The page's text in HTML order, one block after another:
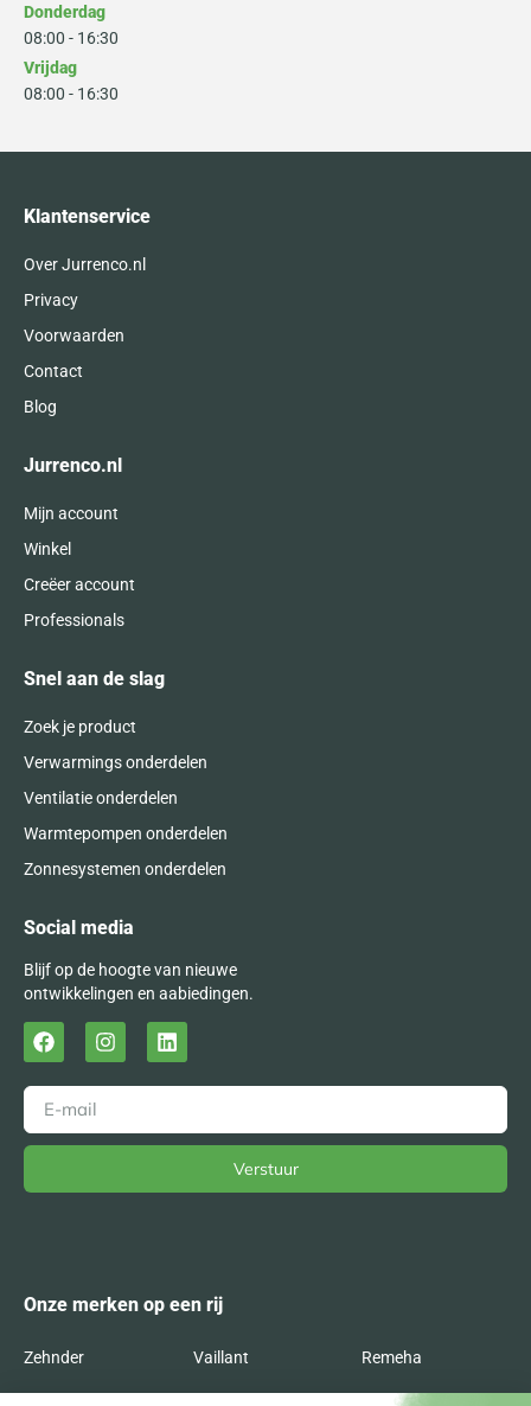
Donderdag
08:00 - 16:30
Vrijdag
08:00 - 16:30
Klantenservice
Over Jurrenco.nl
Privacy
Voorwaarden
Contact
Blog
Jurrenco.nl
Mijn account
Winkel
Creëer account
Professionals
Snel aan de slag
Zoek je product
Verwarmings onderdelen
Ventilatie onderdelen
Warmtepompen onderdelen
Zonnesystemen onderdelen
Social media
Blijf op de hoogte van nieuwe
ontwikkelingen en aabiedingen.
Verstuur
Onze merken op een rij
Zehnder Vaillant Remeha